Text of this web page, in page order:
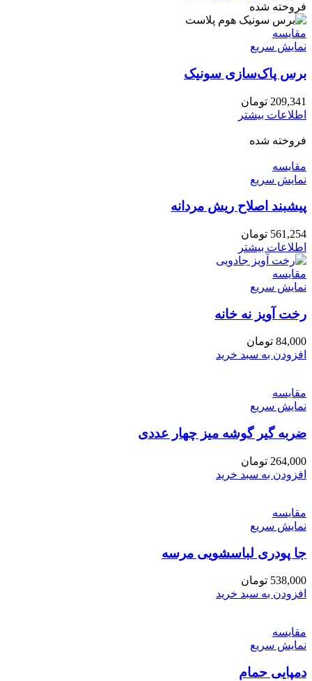
فروخته شده
مقايسه
نمایش سریع
برس پاک‌سازی سونیک
209,341 تومان
اطلاعات بیشتر
فروخته شده
مقايسه
نمایش سریع
پیشبند اصلاح ریش مردانه
561,254 تومان
اطلاعات بیشتر
مقايسه
نمایش سریع
رخت آویز نه خانه
84,000 تومان
افزودن به سبد خرید
مقايسه
نمایش سریع
ضربه گیر گوشه میز چهار عددی
264,000 تومان
افزودن به سبد خرید
مقايسه
نمایش سریع
جا پودری لباسشویی مرسه
538,000 تومان
افزودن به سبد خرید
مقايسه
نمایش سریع
دمپایی حمام